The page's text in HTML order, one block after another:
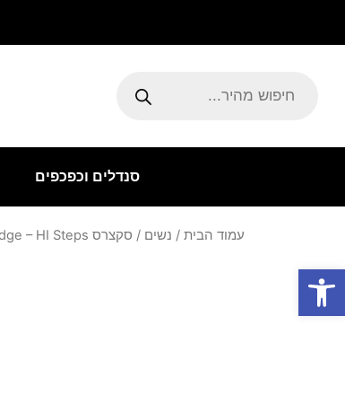
פתח סרגל נגישות
search
סנדלים וכפכפים
עמוד הבית / נשים / סקצרס Uno Wedge – HI Steps‏ לבן פלטפורמה